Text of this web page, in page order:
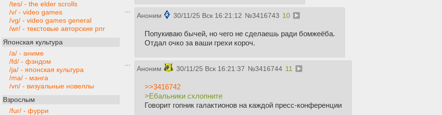
/tes/ - the elder scrolls
/v/ - video games
/vg/ - video games general
/wr/ - текстовые авторские рпг
Японская культура
/a/ - аниме
/fd/ - фэндом
/ja/ - японская культура
/ma/ - манга
/vn/ - визуальные новеллы
Взрослым
/fur/ - фурри
Аноним 30/11/25 Вск 16:21:12 №3416743 10
Попукиваю бычей, но чего не сделаешь ради бомжеёба.
Отдал очко за ваши грехи короч.
Аноним 30/11/25 Вск 16:21:37 №3416744 11
>>3416742
>Ебальники схлопните
Говорит гопник галактионов на каждой пресс-конференции